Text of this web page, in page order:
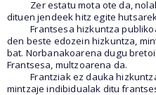
Zer estatu mota ote da,
dituen jendeek hitz egite
Frantsesa hizkuntza
den beste edozein hizkuntza,
bat. Norbanakoarena dugu
Frantsesa, multzoarena da.
Frantziak ez dauka
mintzaje indibidualak ditu